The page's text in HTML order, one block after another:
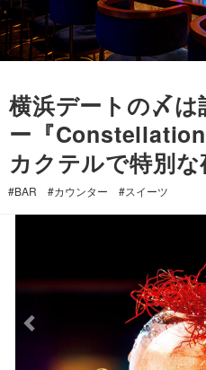
横浜デートの〆
ー『
カクテルで特別な
#BAR #カウンター #スイーツ